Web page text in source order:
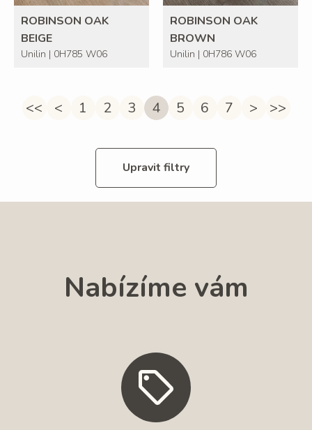
ROBINSON OAK
BEIGE
Unilin | 0H785 W06
ROBINSON OAK
BROWN
Unilin | 0H786 W06
<< < 1 2 3 4 5 6 7 > >>
Upravit filtry
Nabízíme vám